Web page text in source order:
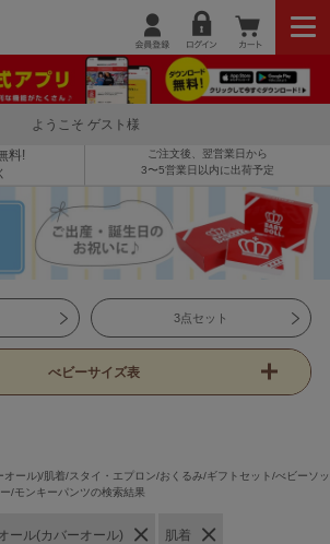
ようこそ ゲスト様
料!
ご注文後、翌営業日から
3〜5営業日以内に出荷予定
3点セット
べビーサイズ表
ール)/肌着/スタイ・エプロン/おくるみ/ギフトセット/べビーソッ
/モンキーパンツの検索結果
ール(カバーオール) 肌着